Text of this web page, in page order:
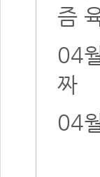
즘
04
짜
04